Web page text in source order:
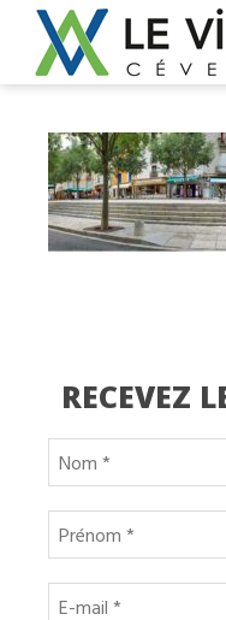
RECEVEZ